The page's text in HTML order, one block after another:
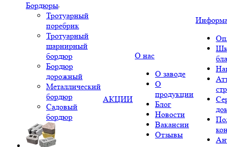
Бордюры
Тротуарный
поребрик
Тротуарный
шарнирный
бордюр
Бордюр
дорожный
Металлический
бордюр
Садовый
бордюр
АКЦИИ
О нас
О заводе
О
продукции
Блог
Новости
Вакансии
Отзывы